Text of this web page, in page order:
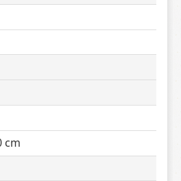
cm